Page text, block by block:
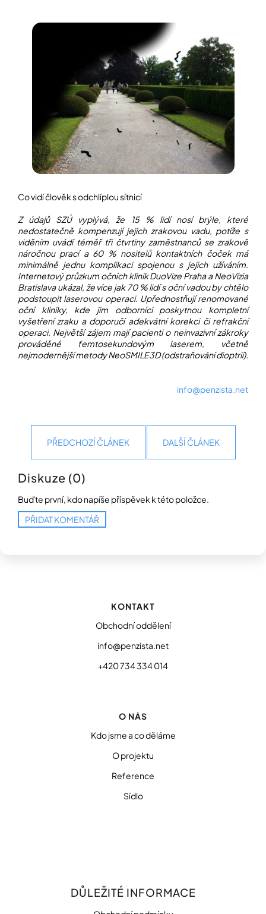
Co vidí člověk s odchlíplou sítnicí
Z údajů SZÚ vyplývá, že 15 % lidí nosí brýle, které
nedostatečně kompenzují jejich zrakovou vadu, potíže s
viděním uvádí téměř tři čtvrtiny zaměstnanců se zrakově
náročnou prací a 60 % nositelů kontaktních čoček má
minimálně jednu komplikaci spojenou s jejich užíváním.
Internetový průzkum očních klinik DuoVize Praha a NeoVízia
Bratislava ukázal, že více jak 70 % lidí s oční vadou by chtělo
podstoupit laserovou operaci. Upřednostňují renomované
oční kliniky, kde jim odborníci poskytnou kompletní
vyšetření zraku a doporučí adekvátní korekci či refrakční
operaci. Největší zájem mají pacienti o neinvazivní zákroky
prováděné femtosekundovým laserem, včetně
nejmodernější metody NeoSMILE3D (odstraňování dioptrií).
info@penzista.net
PŘEDCHOZÍ ČLÁNEK DALŠÍ ČLÁNEK
Diskuze (0)
Buďte první, kdo napíše příspěvek k této položce.
PŘIDAT KOMENTÁŘ
KONTAKT
Obchodní oddělení
info@penzista.net
+420 734 334 014
O NÁS
Kdo jsme a co děláme
O projektu
Reference
Sídlo
DŮLEŽITÉ INFORMACE